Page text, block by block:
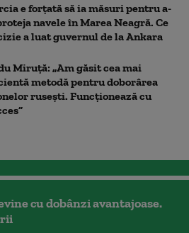
e forțată să ia măsuri pentru a-
navele în Marea Neagră. Ce
a luat guvernul de la Ankara
Miruță: „Am găsit cea mai
metodă pentru doborârea
rusești. Funcționează cu
cu dobânzi avantajoase.